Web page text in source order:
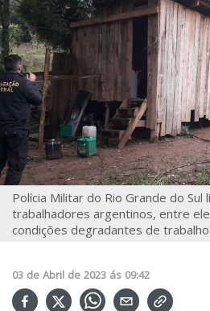
Polícia Militar do Rio Grande do
trabalhadores argentinos, entre
condições degradantes de trabalho
03 de Abril de 2023 ás 09:42